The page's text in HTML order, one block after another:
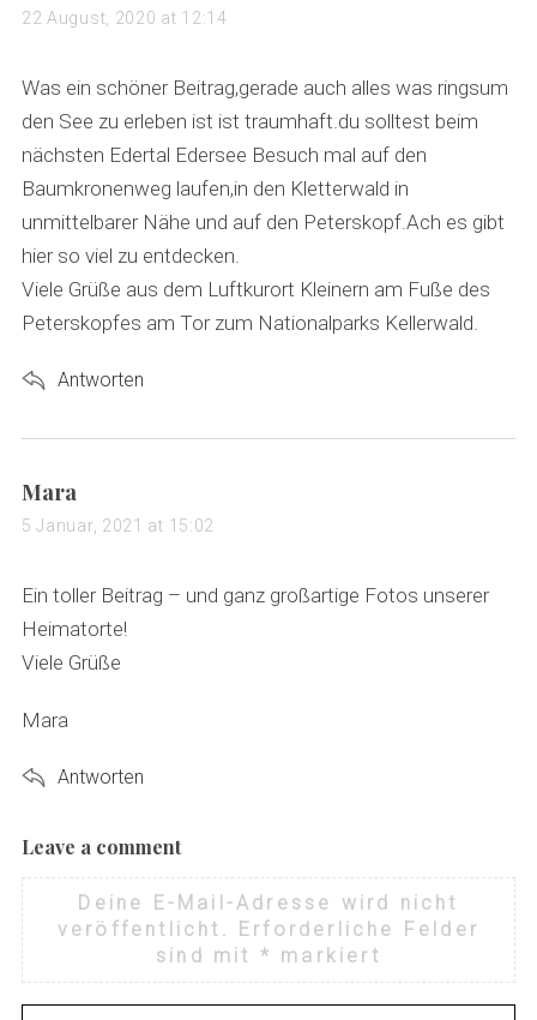
a
s
:
22 August, 2020 at 12:14
Was ein schöner Beitrag,gerade auch alles was ringsum
den See zu erleben ist ist traumhaft.du solltest beim
nächsten Edertal Edersee Besuch mal auf den
Baumkronenweg laufen,in den Kletterwald in
unmittelbarer Nähe und auf den Peterskopf.Ach es gibt
hier so viel zu entdecken.
Viele Grüße aus dem Luftkurort Kleinern am Fuße des
Peterskopfes am Tor zum Nationalparks Kellerwald.
Antworten
s
a
s
:
Mara
5 Januar, 2021 at 15:02
Ein toller Beitrag – und ganz großartige Fotos unserer
Heimatorte!
Viele Grüße
Mara
Antworten
L
e
a
v
e
Leave a comment
Deine E-Mail-Adresse wird nicht
veröffentlicht.
Erforderliche Felder
sind mit * markiert